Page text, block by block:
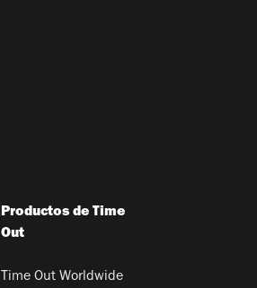
Productos de Time
Out
Time Out Worldwide